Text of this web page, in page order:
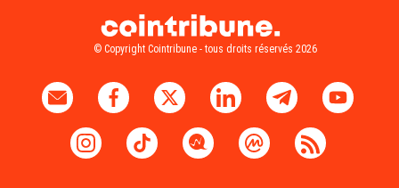
© Copyright Cointribune - tous droits réservés 2026